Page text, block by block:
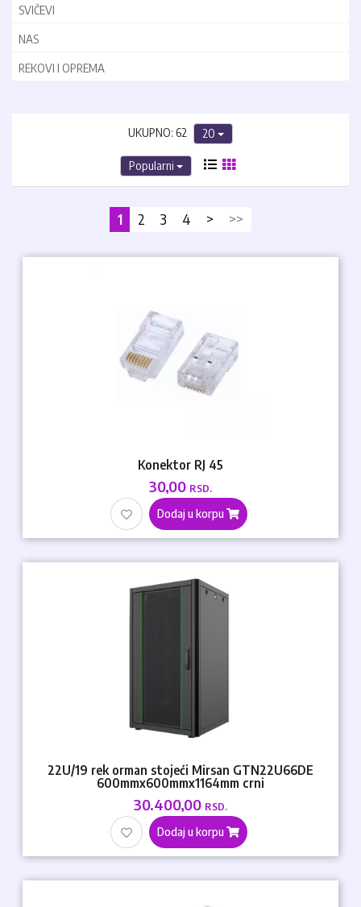
SVIČEVI
NAS
REKOVI I OPREMA
UKUPNO: 62 20
Popularni
1 2 3 4 > >>
Konektor RJ 45
30,00 RSD.
Dodaj u korpu
22U/19 rek orman stojeći Mirsan GTN22U66DE
600mmx600mmx1164mm crni
30.400,00 RSD.
Dodaj u korpu